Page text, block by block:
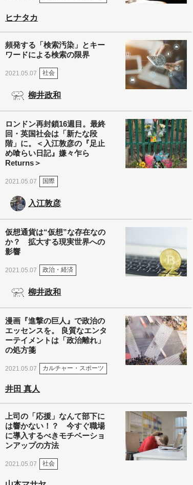
ヒナタカ
頻発する「検索汚染」とキー
ワードによる検索の限界
2021.05.07 社会
柳井政和
ロンドン再封鎖16週目。最終
回・英国社会は「新たな段
階」に。＜入江敦彦の『足止
め喰らい日記』嫌々乍ら
Returns＞
2021.05.07 国際
入江敦彦
仮想通貨は“仮想”な存在なの
か？ 拡大する現実世界への
影響
2021.05.07 政治・経済
柳井政和
漫画『進撃の巨人』で政治の
エッセンスを。 良質なエンタ
ーテイメントは「政治離れ」
の処方箋
2021.05.07 カルチャー・スポーツ
井田 真人
上司の「応援」なんて部下に
は響かない！？ 今すぐ職場
に導入するべきモチベーショ
ンアップの方法
2021.05.07 社会